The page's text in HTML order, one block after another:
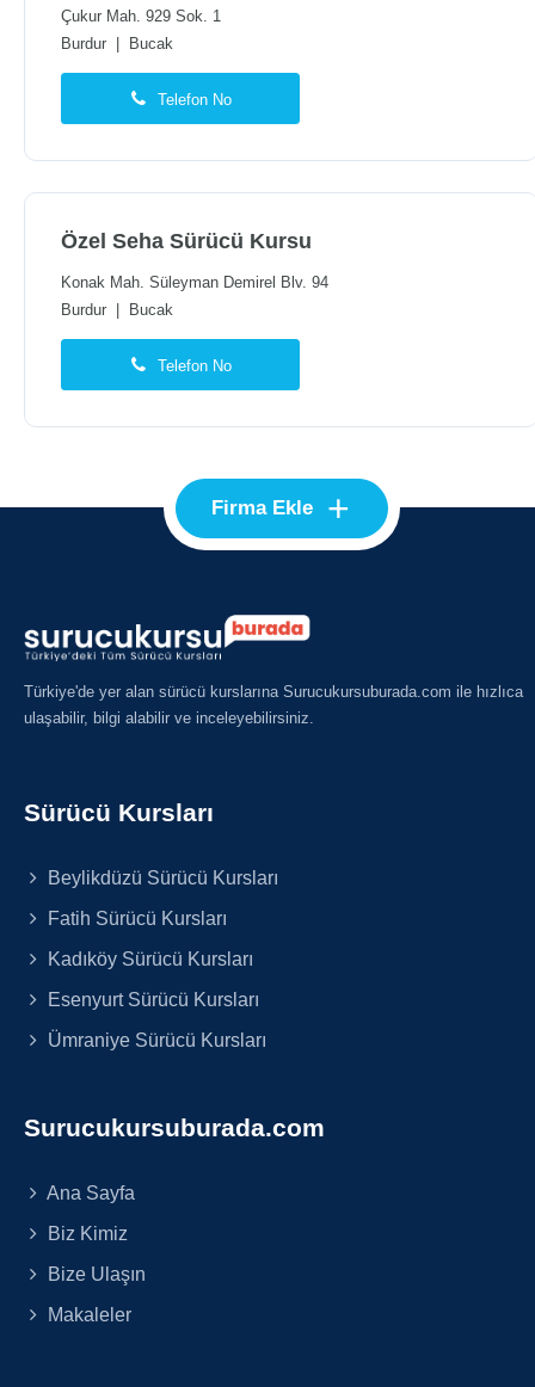
Çukur Mah. 929 Sok. 1
Burdur
Bucak
Telefon No
Özel Seha Sürücü Kursu
Konak Mah. Süleyman Demirel Blv. 94
Burdur
Bucak
Telefon No
Firma Ekle +
Türkiye'de yer alan sürücü kurslarına Surucukursuburada.com ile hızlıca
ulaşabilir, bilgi alabilir ve inceleyebilirsiniz.
Sürücü Kursları
Beylikdüzü Sürücü Kursları
Fatih Sürücü Kursları
Kadıköy Sürücü Kursları
Esenyurt Sürücü Kursları
Ümraniye Sürücü Kursları
Surucukursuburada.com
Ana Sayfa
Biz Kimiz
Bize Ulaşın
Makaleler